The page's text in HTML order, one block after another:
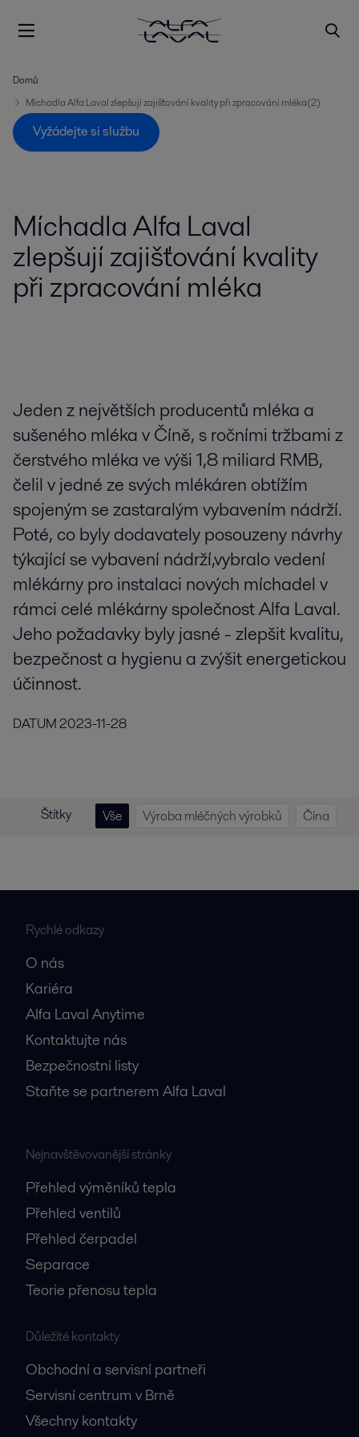
Domů
Míchadla Alfa Laval zlepšují zajišťování kvality při zpracování mléka(2)
Vyžádejte si službu
Míchadla Alfa Laval
zlepšují zajišťování kvality
při zpracování mléka
Jeden z největších producentů mléka a
sušeného mléka v Číně, s ročními tržbami z
čerstvého mléka ve výši 1,8 miliard RMB,
čelil v jedné ze svých mlékáren obtížím
spojeným se zastaralým vybavením nádrží.
Poté, co byly dodavately posouzeny návrhy
týkající se vybavení nádrží,vybralo vedení
mlékárny pro instalaci nových míchadel v
rámci celé mlékárny společnost Alfa Laval.
Jeho požadavky byly jasné - zlepšit kvalitu,
bezpečnost a hygienu a zvýšit energetickou
účinnost.
DATUM2023-11-28
Štítky Vše Výroba mléčných výrobků Čína
Rychlé odkazy
O nás
Kariéra
Alfa Laval Anytime
Kontaktujte nás
Bezpečnostní listy
Staňte se partnerem Alfa Laval
Nejnavštěvovanější stránky
Přehled výměníků tepla
Přehled ventilů
Přehled čerpadel
Separace
Teorie přenosu tepla
Důležité kontakty
Obchodní a servisní partneři
Servisní centrum v Brně
Všechny kontakty